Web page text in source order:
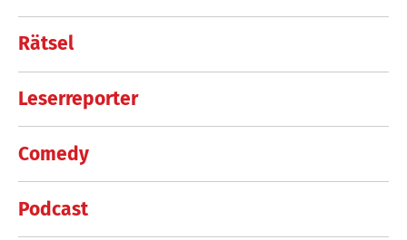
Rätsel
Leserreporter
Comedy
Podcast